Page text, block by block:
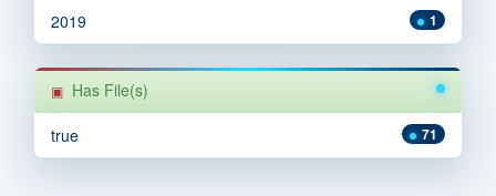
1
2019
Has File(s)
71
true